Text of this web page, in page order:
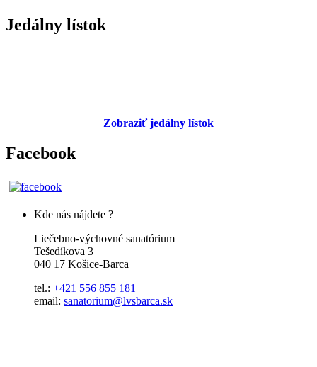
Jedálny lístok
Zobraziť jedálny lístok
Facebook
Kde nás nájdete ?
Liečebno-výchovné sanatórium
Tešedíkova 3
040 17 Košice-Barca
tel.: +421 556 855 181
email: sanatorium@lvsbarca.sk